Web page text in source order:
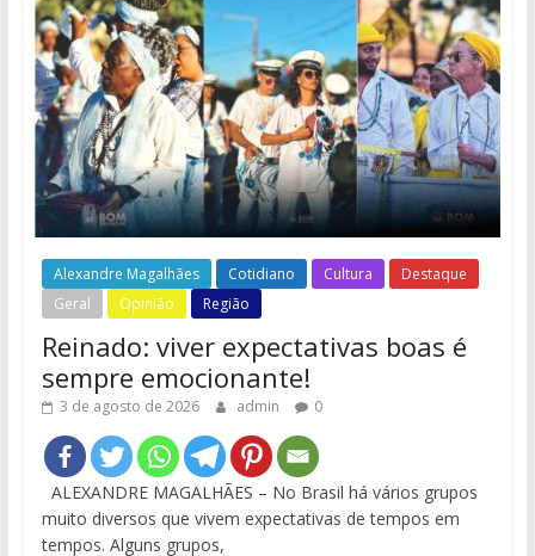
Alexandre Magalhães Cotidiano Cultura
Destaque
Geral
Opinião Região
Reinado: viver expectativas boas é
sempre emocionante!
3 de agosto de 2026 admin 0
ALEXANDRE MAGALHÃES – No Brasil há vários grupos
muito diversos que vivem expectativas de tempos em
tempos. Alguns grupos,